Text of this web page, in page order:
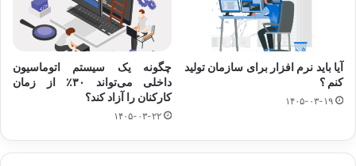
آیا باید نرم افزار برای سازمان تولید
کنم ؟
۱۴۰۵-۰۳-۱۹
چگونه یک سیستم اتوماسیون
داخلی می‌تواند ۳۰٪ از زمان
کارکنان را آزاد کند؟
۱۴۰۵-۰۳-۲۲